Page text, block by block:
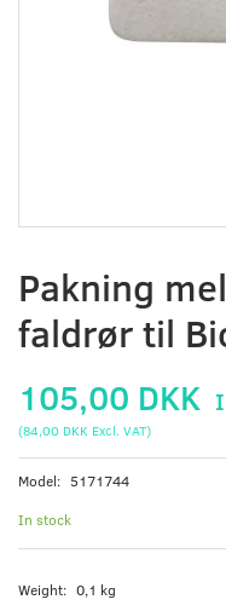
Pakning
faldrør til
105,00 DKK
(84,00 DKK Excl. VAT)
Model: 5171744
In stock
Weight: 0,1 kg